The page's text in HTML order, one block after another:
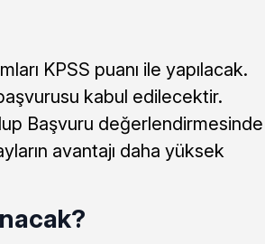
KPSS puanı ile yapılacak.
kabul edilecektir.
Başvuru değerlendirmesinde
avantajı daha yüksek